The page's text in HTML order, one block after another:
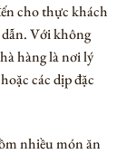
cho thực khách
Với không
hàng là nơi lý
các dịp đặc
nhiều món ăn